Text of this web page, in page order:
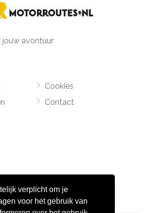
verplicht om je
voor het gebruik van
avontuur
Cookies
Contact